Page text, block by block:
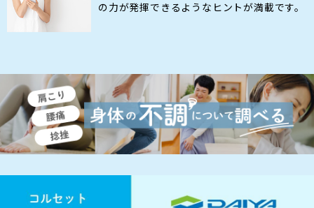
の力が発揮できるようなヒントが満載です。